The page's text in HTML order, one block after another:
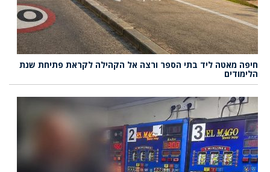
חיפה מאטה ליד בתי הספר ורצה אל הקהילה לקראת פתיחת שנת
הלימודים